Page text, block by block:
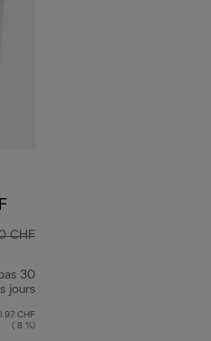
CHF
30
jours
CHF
( 8 %)